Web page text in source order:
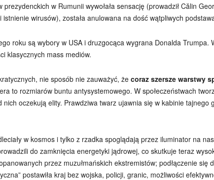
w Rumunii wywołała sensację (prowadził Călin
wirusów), została anulowana na dość wątpliwych
roku są wybory w USA i druzgocąca wygrana Donalda Trumpa.
klasycznych mass mediów.
nie sposób nie zauważyć, że coraz szersze warstwy
to rozmiarów buntu antysystemowego. W społeczeństwach
oczekują elity. Prawdziwa twarz ujawnia się w kabinie tajnego
w kosmos i tylko z rzadka spoglądają przez iluminator na
do zamknięcia energetyki jądrowej, co skutkuje teraz
przez muzułmańskich ekstremistów; podłączenie się
postawiła kraj bez wojska, policji, granic, możliwości